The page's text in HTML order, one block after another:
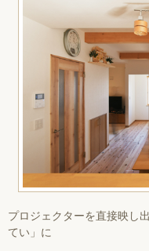
プロジェクターを直接映し
てい」に